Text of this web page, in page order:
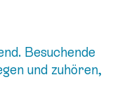
Besuchende
und zuhören,